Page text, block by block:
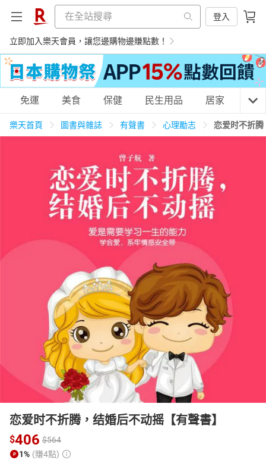
登入
立即加入樂天會員，讓您邊購物邊賺點數！
購物網分類
養生保健
居家生活 3C家電 運動休閒 親子玩具
情趣用品
日本購物 電子/紙本書
HOT
免運 美食 保健 民生用品 居家 3C
樂天首頁 圖書與雜誌 有聲書 心理勵志 恋爱时不折
恋爱时不折腾，结婚后不动摇【有聲書】
$406 $564
1% (賺4點)